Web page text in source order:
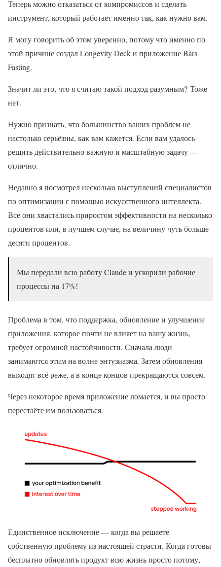
Теперь можно отказаться от компромиссов и сделать
инструмент, который работает именно так, как нужно вам.
Я могу говорить об этом уверенно, потому что именно по
этой причине создал Longevity Deck и приложение Bars
Fasting.
Значит ли это, что я считаю такой подход разумным? Тоже
нет.
Нужно признать, что большинство ваших проблем не
настолько серьёзны, как вам кажется. Если вам удалось
решить действительно важную и масштабную задачу —
отлично.
Недавно я посмотрел несколько выступлений специалистов
по оптимизации с помощью искусственного интеллекта.
Все они хвастались приростом эффективности на несколько
процентов или, в лучшем случае, на величину чуть больше
десяти процентов.
Мы передали всю работу Claude и ускорили рабочие
процессы на 17%!
Проблема в том, что поддержка, обновление и улучшение
приложения, которое почти не влияет на вашу жизнь,
требует огромной настойчивости. Сначала люди
занимаются этим на волне энтузиазма. Затем обновления
выходят всё реже, а в конце концов прекращаются совсем.
Через некоторое время приложение ломается, и вы просто
перестаёте им пользоваться.
Единственное исключение — когда вы решаете
собственную проблему из настоящей страсти. Когда готовы
бесплатно обновлять продукт всю жизнь просто потому,